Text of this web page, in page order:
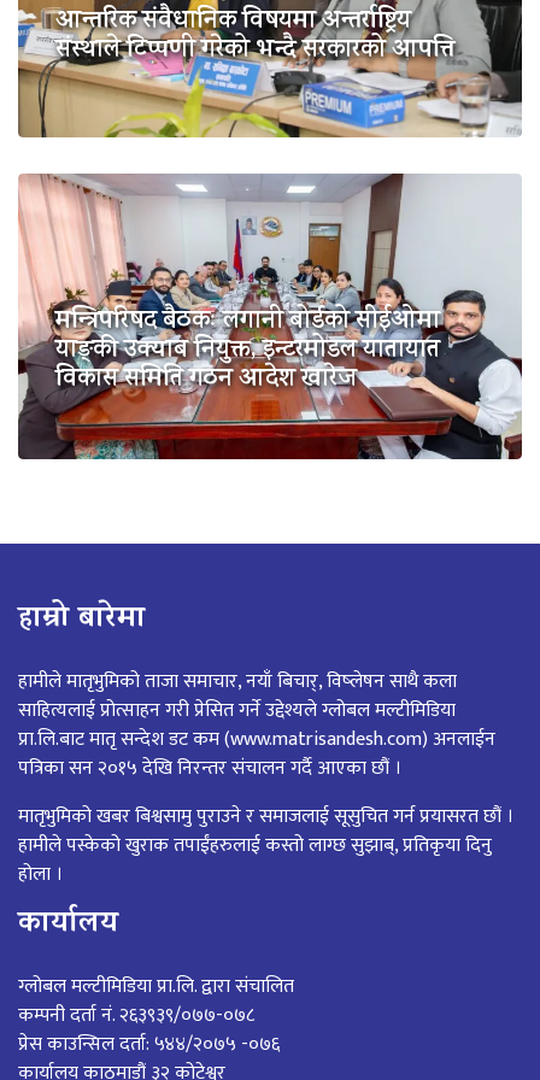
आन्तरिक संवैधानिक विषयमा अन्तर्राष्ट्रिय
संस्थाले टिप्पणी गरेको भन्दै सरकारको आपत्ति
मन्त्रिपरिषद बैठकः लगानी बोर्डको सीईओमा
याङ्की उक्याब नियुक्त, इन्टरमोडल यातायात
विकास समिति गठन आदेश खारेज
हाम्रो बारेमा
हामीले मातृभुमिको ताजा समाचार, नयाँ बिचार्, विष्लेषन साथै कला
साहित्यलाई प्रोत्साहन गरी प्रेसित गर्ने उद्देश्यले ग्लोबल मल्टीमिडिया
प्रा.लि.बाट मातृ सन्देश डट कम (www.matrisandesh.com) अनलाईन
पत्रिका सन २०१५ देखि निरन्तर संचालन गर्दै आएका छौं ।
मातृभुमिको खबर बिश्वसामु पुराउने र समाजलाई सूसुचित गर्न प्रयासरत छौं ।
हामीले पस्केको खुराक तपाईंहरुलाई कस्तो लाग्छ सुझाब्, प्रतिकृया दिनु
होला ।
कार्यालय
ग्लोबल मल्टीमिडिया प्रा.लि. द्वारा संचालित
कम्पनी दर्ता नं. २६३९३९/०७७-०७८
प्रेस काउन्सिल दर्ता: ५४४/२०७५ -०७६
कार्यालय काठमाडौं ३२ कोटेश्वर